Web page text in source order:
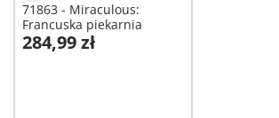
71863 - Miraculous:
Francuska piekarnia
284,99 zł
Dodaj do koszyka